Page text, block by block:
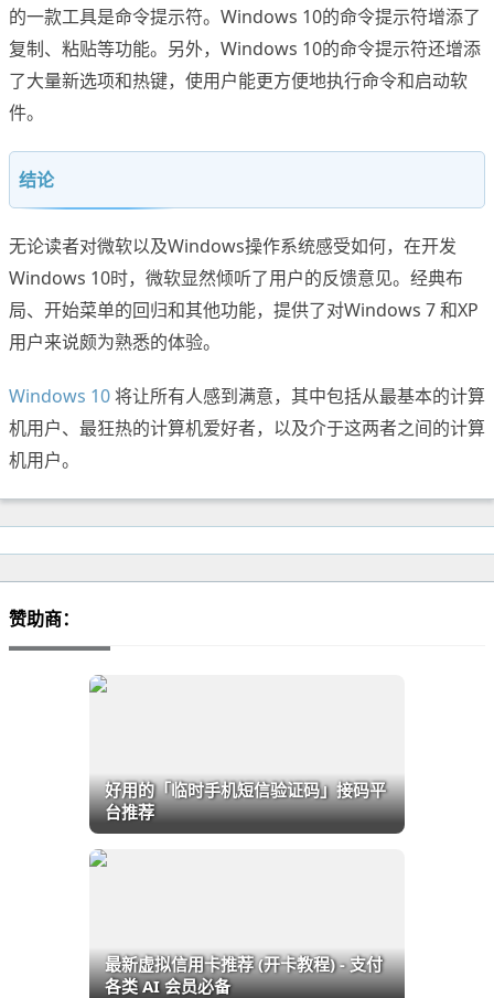
的一款工具是命令提示符。Windows 10的命令提示符增添了
复制、粘贴等功能。另外，Windows 10的命令提示符还增添
了大量新选项和热键，使用户能更方便地执行命令和启动软
件。
结论
无论读者对微软以及Windows操作系统感受如何，在开发
Windows 10时，微软显然倾听了用户的反馈意见。经典布
局、开始菜单的回归和其他功能，提供了对Windows 7 和XP
用户来说颇为熟悉的体验。
Windows 10将让所有人感到满意，其中包括从最基本的计算
机用户、最狂热的计算机爱好者，以及介于这两者之间的计算
机用户。
赞助商：
好用的「临时手机短信验证码」接码平
台推荐
最新虚拟信用卡推荐 (开卡教程) - 支付
各类 AI 会员必备